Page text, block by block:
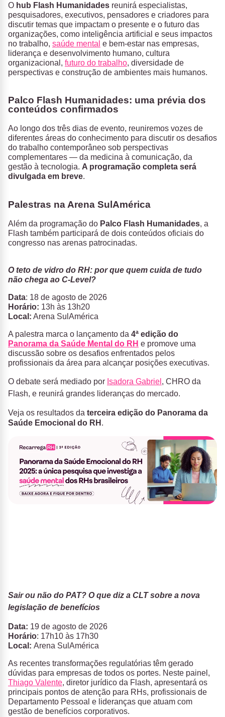
O hub Flash Humanidades reunirá especialistas,
pesquisadores, executivos, pensadores e criadores para
discutir temas que impactam o presente e o futuro das
organizações, como inteligência artificial e seus impactos
no trabalho, saúde mental e bem-estar nas empresas,
liderança e desenvolvimento humano, cultura
organizacional, futuro do trabalho, diversidade de
perspectivas e construção de ambientes mais humanos.
Palco Flash Humanidades: uma prévia dos
conteúdos confirmados
Ao longo dos três dias de evento, reuniremos vozes de
diferentes áreas do conhecimento para discutir os desafios
do trabalho contemporâneo sob perspectivas
complementares — da medicina à comunicação, da
gestão à tecnologia. A programação completa será
divulgada em breve.
Palestras na Arena SulAmérica
Além da programação do Palco Flash Humanidades, a
Flash também participará de dois conteúdos oficiais do
congresso nas arenas patrocinadas.
O teto de vidro do RH: por que quem cuida de tudo
não chega ao C-Level?
Data: 18 de agosto de 2026
Horário: 13h às 13h20
Local: Arena SulAmérica
A palestra marca o lançamento da 4ª edição do
Panorama da Saúde Mental do RH e promove uma
discussão sobre os desafios enfrentados pelos
profissionais da área para alcançar posições executivas.
O debate será mediado por Isadora Gabriel , CHRO da
Flash, e reunirá grandes lideranças do mercado.
Veja os resultados da terceira edição do Panorama da
Saúde Emocional do RH .
Sair ou não do PAT? O que diz a CLT sobre a nova
legislação de benefícios
Data: 19 de agosto de 2026
Horário: 17h10 às 17h30
Local: Arena SulAmérica
As recentes transformações regulatórias têm gerado
dúvidas para empresas de todos os portes. Neste painel,
Thiago Valente, diretor jurídico da Flash, apresentará os
principais pontos de atenção para RHs, profissionais de
Departamento Pessoal e lideranças que atuam com
gestão de benefícios corporativos.